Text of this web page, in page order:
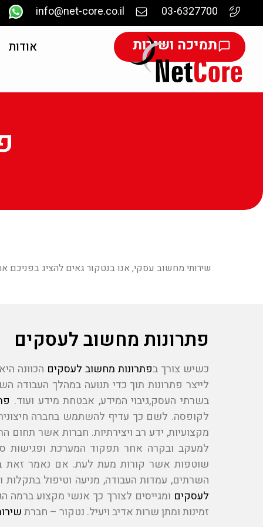
03-6327700
info@net-core.co.il
תמיכה ושירות אודות
שירותי מחשוב עסקי, אנו בנטקור גאים להציג
פתרונות מחשוב לעסקים
כשיש צורך בפתרונות מחשוב לעסקים הכוונה
לייצר פתרונות תוך כדי תנועה במהלך
בשרתי העסק,גיבוי המידע, אבטחת מידע ועוד.
לקופסה. לשם כך עדיף להשתמש בחברה חיצונית
מקצועיות, ידע רב ויצירתיות. חברות אשר תחום
למעקב ובקרה אחר תפקוד המערכת ופגישות
שוטפות אשר קורות מעת לעת. אם נאמר זאת
השרתים, עמדות העבודה, מניעה וטיפול בתקלות
לעסקים ומגייסים לצורך כך אנשי מקצוע ברמה
זמינות ומתן שרות אדיב ויעיל. נטקור – חברת